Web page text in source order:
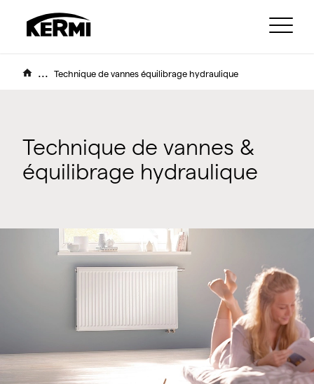
... Technique de vannes équilibrage hydraulique
Technique de vannes &
équilibrage hydraulique